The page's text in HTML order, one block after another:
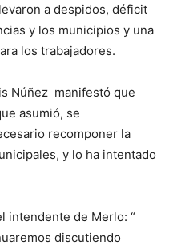
a despidos, déficit
y los municipios y una
los trabajadores.
Núñez manifestó que
asumió, se
recomponer la
y lo ha intentado
intendente de Merlo: “
discutiendo